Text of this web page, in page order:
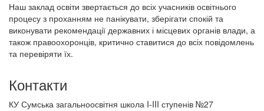
Наш заклад освіти звертається до всіх учасників освітнього
процесу з проханням не панікувати, зберігати спокій та
виконувати рекомендації державних і місцевих органів влади, а
також правоохоронців, критично ставитися до всіх повідомлень
та перевіряти їх.
Контакти
КУ Сумська загальноосвітня школа I-III ступенів №27